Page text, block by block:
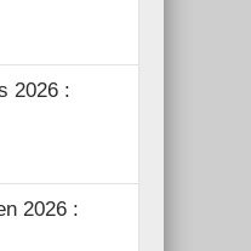
2026 :
2026 :